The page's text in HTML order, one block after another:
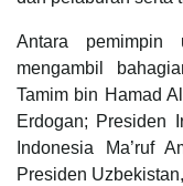
Antara pemimpin
mengambil
Tamim bin Hamad
Erdogan; Presiden
Indonesia Ma’ruf
Presiden